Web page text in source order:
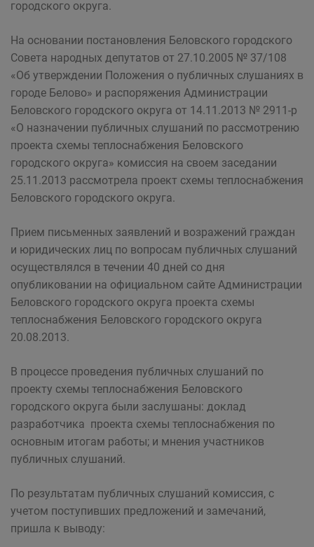
городского округа.
На основании постановления Беловского городского
Совета народных депутатов от 27.10.2005 № 37/108
«Об утверждении Положения о публичных слушаниях в
городе Белово» и распоряжения Администрации
Беловского городского округа от 14.11.2013 № 2911-р
«О назначении публичных слушаний по рассмотрению
проекта схемы теплоснабжения Беловского
городского округа» комиссия на своем заседании
25.11.2013 рассмотрела проект схемы теплоснабжения
Беловского городского округа.
Прием письменных заявлений и возражений граждан
и юридических лиц по вопросам публичных слушаний
осуществлялся в течении 40 дней со дня
опубликовании на официальном сайте Администрации
Беловского городского округа проекта схемы
теплоснабжения Беловского городского округа
20.08.2013.
В процессе проведения публичных слушаний по
проекту схемы теплоснабжения Беловского
городского округа были заслушаны: доклад
разработчика проекта схемы теплоснабжения по
основным итогам работы; и мнения участников
публичных слушаний.
По результатам публичных слушаний комиссия, с
учетом поступивших предложений и замечаний,
пришла к выводу: